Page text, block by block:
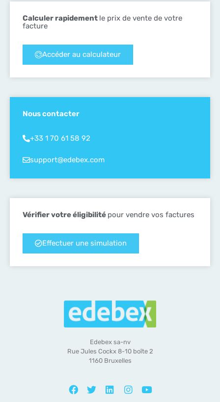
Calculer rapidement le prix de vente de votre
facture
Accéder au calculateur
Nous contacter
+33 1 70 61 58 92
support@edebex.com
Vérifier votre éligibilité pour vendre vos factures
Effectuer une simulation
Edebex sa-nv
Rue Jules Cockx 8-10 boîte 2
1160 Bruxelles